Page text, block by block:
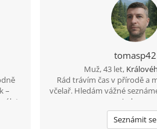
–
tomasp42
Muž, 43 let,
Rád trávím čas v přírodě a
včelař. Hledám vážné
na jednu noc.
Seznámit se